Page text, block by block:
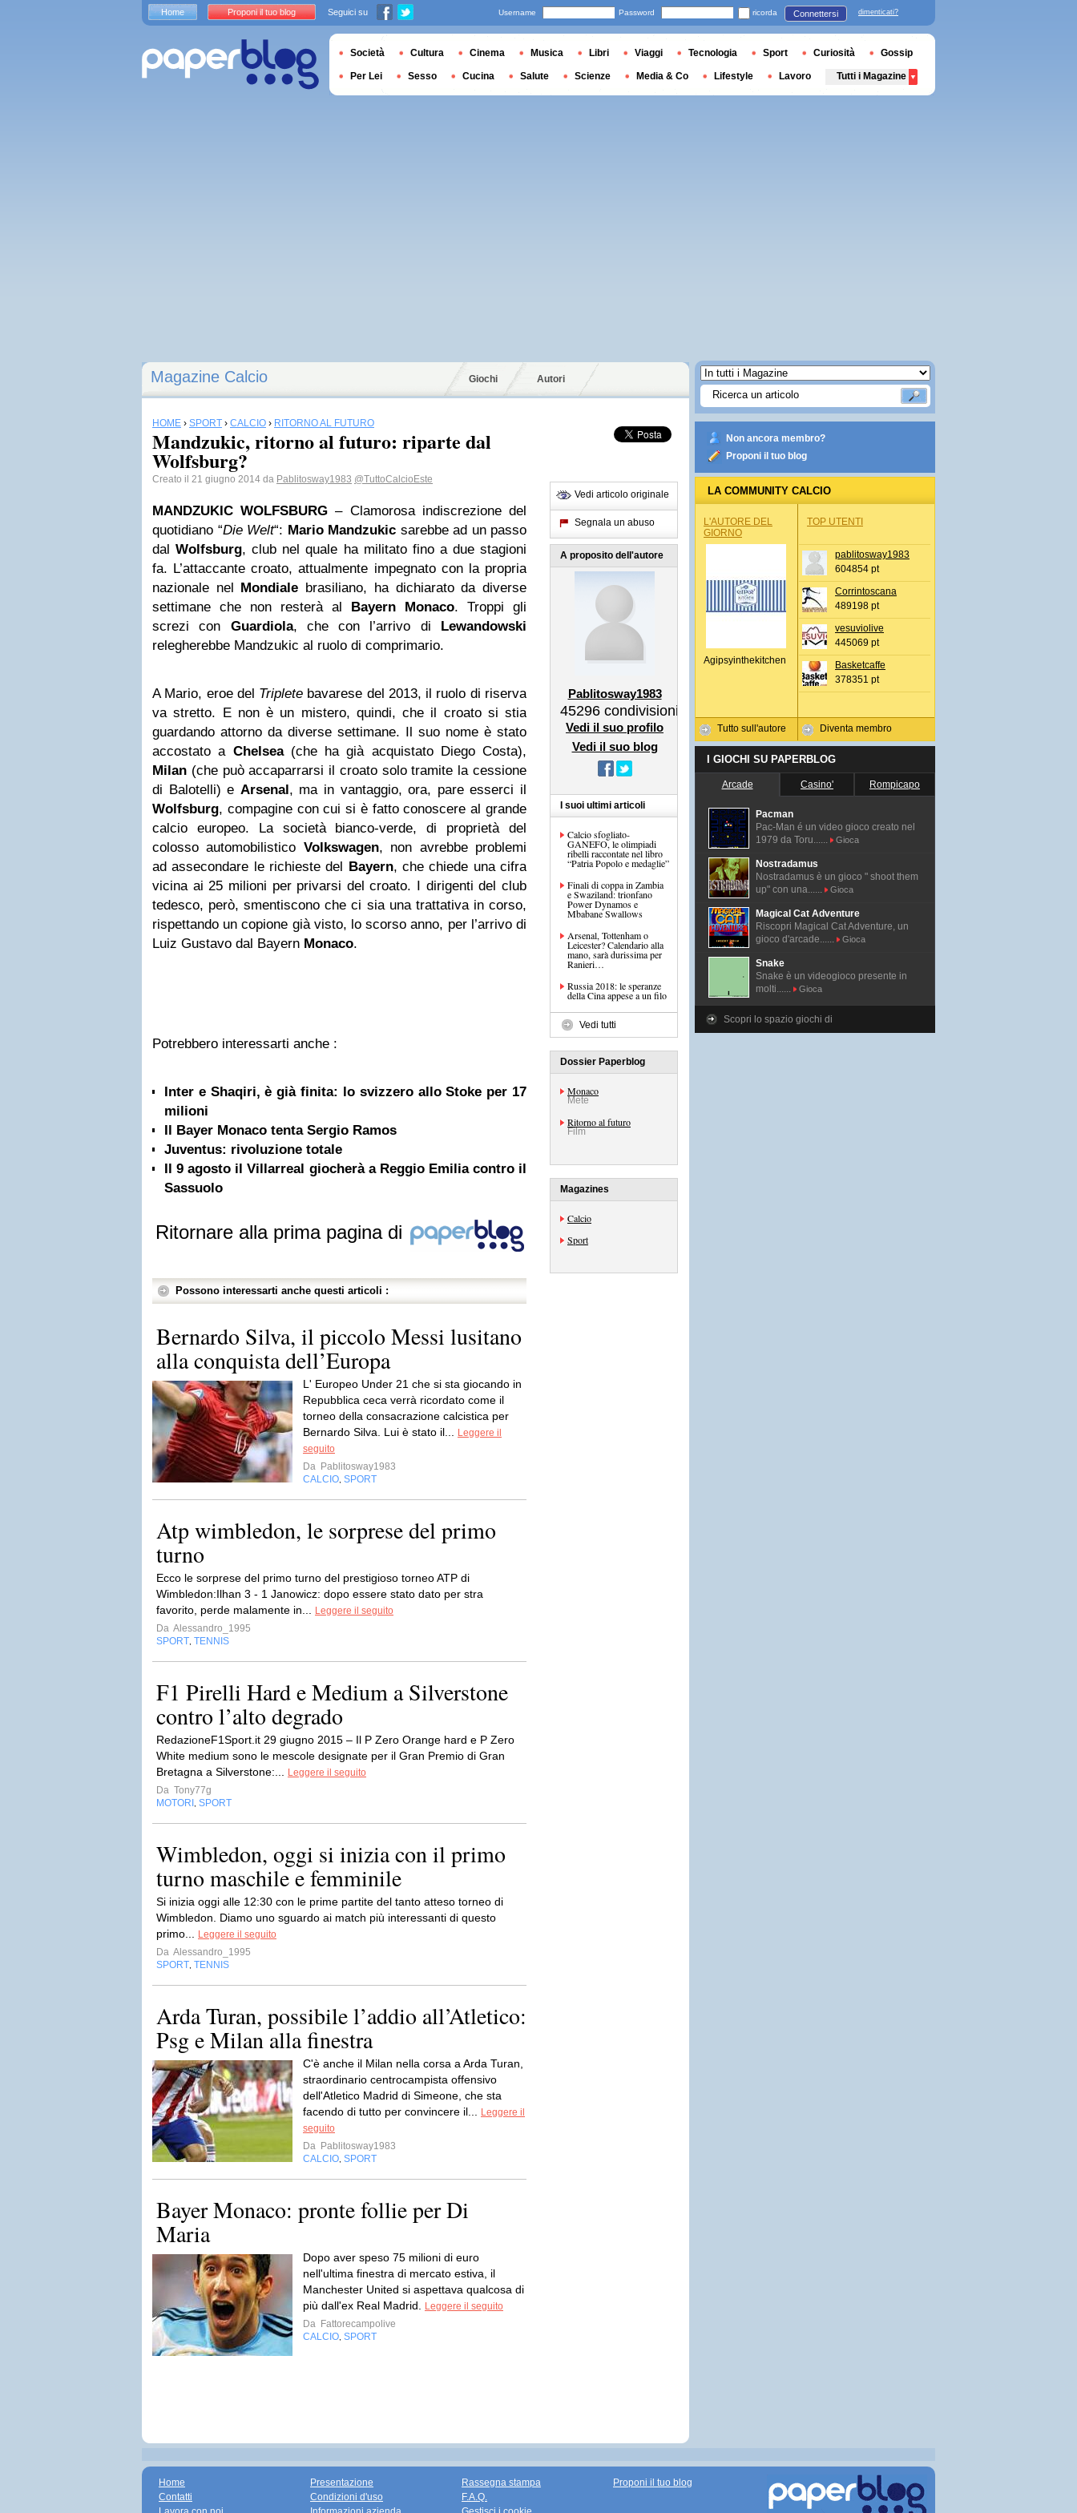
Magazine Calcio Giochi Autori
HOME › SPORT › CALCIO › RITORNO AL FUTURO
Mandzukic, ritorno al futuro: riparte dal
Wolfsburg?
Creato il 21 giugno 2014 da Pablitosway1983 @TuttoCalcioEste
MANDZUKIC WOLFSBURG – Clamorosa indiscrezione del
quotidiano “Die Welt“: Mario Mandzukic sarebbe ad un passo
dalWolfsburg, club nel quale ha militato fino a due stagioni
fa. L’attaccante croato, attualmente impegnato con la propria
nazionale nel Mondiale brasiliano, ha dichiarato da diverse
settimane che non resterà al Bayern Monaco. Troppi gli
screzi con Guardiola, che con l’arrivo di Lewandowski
relegherebbe Mandzukic al ruolo di comprimario.
A Mario, eroe del Triplete bavarese del 2013, il ruolo di riserva
va stretto. E non è un mistero, quindi, che il croato si stia
guardando attorno da diverse settimane. Il suo nome è stato
accostato a Chelsea(che ha già acquistato Diego Costa),
Milan (che può accaparrarsi il croato solo tramite la cessione
di Balotelli) e Arsenal, ma in vantaggio, ora, pare esserci il
Wolfsburg, compagine con cui si è fatto conoscere al grande
calcio europeo. La società bianco-verde, di proprietà del
colosso automobilistico Volkswagen, non avrebbe problemi
ad assecondare le richieste del Bayern, che chiede una cifra
vicina ai 25 milioni per privarsi del croato. I dirigenti del club
tedesco, però, smentiscono che ci sia una trattativa in corso,
rispettando un copione già visto, lo scorso anno, per l’arrivo di
Luiz Gustavo dal Bayern Monaco.
Potrebbero interessarti anche :
Inter e Shaqiri, è già finita: lo svizzero allo Stoke per 17
milioni
Il Bayer Monaco tenta Sergio Ramos
Juventus: rivoluzione totale
Il 9 agosto il Villarreal giocherà a Reggio Emilia contro il
Sassuolo
Ritornare alla prima pagina di
Possono interessarti anche questi articoli :
Bernardo Silva, il piccolo Messi lusitano
alla conquista dell’Europa
L' Europeo Under 21 che si sta giocando in
Repubblica ceca verrà ricordato come il
torneo della consacrazione calcistica per
Bernardo Silva. Lui è stato il...
Leggere il
seguito
Da Pablitosway1983
CALCIO SPORT
Atp wimbledon, le sorprese del primo
turno
Ecco le sorprese del primo turno del prestigioso torneo ATP di
Wimbledon:Ilhan 3 - 1 Janowicz: dopo essere stato dato per stra
favorito, perde malamente in...
Leggere il seguito
Da Alessandro_1995
SPORT TENNIS
F1 Pirelli Hard e Medium a Silverstone
contro l’alto degrado
RedazioneF1Sport.it 29 giugno 2015 – Il P Zero Orange hard e P Zero
White medium sono le mescole designate per il Gran Premio di Gran
Bretagna a Silverstone:...
Leggere il seguito
Da Tony77g
MOTORI
SPORT
Wimbledon, oggi si inizia con il primo
turno maschile e femminile
Si inizia oggi alle 12:30 con le prime partite del tanto atteso torneo di
Wimbledon. Diamo uno sguardo ai match più interessanti di questo
primo...
Leggere il seguito
Da Alessandro_1995
SPORT TENNIS
Arda Turan, possibile l’addio all’Atletico:
Psg e Milan alla finestra
C'è anche il Milan nella corsa a Arda Turan,
straordinario centrocampista offensivo
dell'Atletico Madrid di Simeone, che sta
facendo di tutto per convincere il...
Leggere il
seguito
Da Pablitosway1983
CALCIO SPORT
Bayer Monaco: pronte follie per Di
Maria
Dopo aver speso 75 milioni di euro
nell'ultima finestra di mercato estiva, il
Manchester United si aspettava qualcosa di
più dall'ex Real Madrid.
Leggere il seguito
Da Fattorecampolive
CALCIO SPORT
Vedi articolo originale
Segnala un abuso
A proposito dell'autore
Pablitosway1983
45296 condivisioni
Vedi il suo profilo
Vedi il suo blog
I suoi ultimi articoli
Calcio sfogliato-
GANEFO, le olimpiadi
ribelli raccontate nel libro
“Patria Popolo e medaglie”
Finali di coppa in Zambia
e Swaziland: trionfano
Power Dynamos e
Mbabane Swallows
Arsenal, Tottenham o
Leicester? Calendario alla
mano, sarà durissima per
Ranieri…
Russia 2018: le speranze
della Cina appese a un filo
Vedi tutti
Dossier Paperblog
Monaco
Mete
Ritorno al futuro
Film
Magazines
Calcio
Sport
Non ancora membro?
Proponi il tuo blog
LA COMMUNITY CALCIO
L'AUTORE DEL
GIORNO
Agipsyinthekitchen
Tutto sull'autore
TOP UTENTI
pablitosway1983
604854 pt
Corrintoscana
489198 pt
vesuviolive
445069 pt
Basketcaffe
378351 pt
Diventa membro
I GIOCHI SU PAPERBLOG
Arcade Casino' Rompicapo
Pacman
Pac-Man é un video gioco creato nel
1979 da Toru......
Gioca
Nostradamus
Nostradamus è un gioco " shoot them
up" con una......
Gioca
Magical Cat Adventure
Riscopri Magical Cat Adventure, un
gioco d'arcade......
Gioca
Snake
Snake è un videogioco presente in
molti......
Gioca
Scopri lo spazio giochi di
Home Proponi il tuo blog Seguici su Username Password ricorda Connettersi dimenticati?
Società Cultura Cinema Musica Libri Viaggi Tecnologia Sport Curiosità Gossip
Per Lei Sesso Cucina Salute Scienze Media & Co Lifestyle Lavoro Tutti i Magazine
Home
Contatti
Presentazione
Condizioni d'uso
Rassegna stampa
F.A.Q.
Proponi il tuo blog